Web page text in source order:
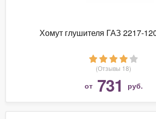
Хомут глушителя ГАЗ 2217-
(Отзывы 18)
от 731 руб.